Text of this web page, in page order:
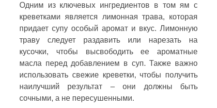
Одним из ключевых ингредиентов в том ям с
креветками является лимонная трава, которая
придает супу особый аромат и вкус. Лимонную
траву следует раздавить или нарезать на
кусочки, чтобы высвободить ее ароматные
масла перед добавлением в суп. Также важно
использовать свежие креветки, чтобы получить
наилучший результат – они должны быть
сочными, а не пересушенными.